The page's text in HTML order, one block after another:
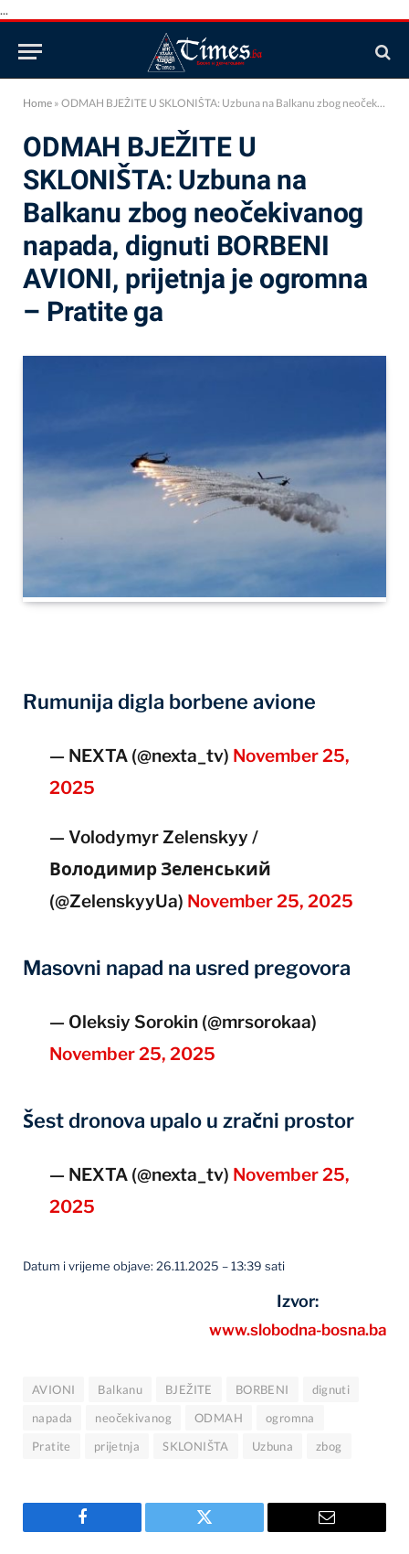
...
Home » ODMAH BJEŽITE U SKLONIŠTA: Uzbuna na Balkanu zbog neočekivanog napada, dignuti BORBENI AVIONI, prijetnja je ogromna – Pratite ga
ODMAH BJEŽITE U
SKLONIŠTA: Uzbuna na
Balkanu zbog neočekivanog
napada, dignuti BORBENI
AVIONI, prijetnja je ogromna
– Pratite ga
Rumunija digla borbene avione
— NEXTA (@nexta_tv) November 25,
2025
— Volodymyr Zelenskyy /
Володимир Зеленський
(@ZelenskyyUa) November 25, 2025
Masovni napad na usred pregovora
— Oleksiy Sorokin (@mrsorokaa)
November 25, 2025
Šest dronova upalo u zračni prostor
— NEXTA (@nexta_tv) November 25,
2025
Datum i vrijeme objave: 26.11.2025 – 13:39 sati
Izvor:
www.slobodna-bosna.ba
AVIONI Balkanu BJEŽITE BORBENI
dignuti
napada
neočekivanog ODMAH
ogromna
Pratite
prijetnja SKLONIŠTA Uzbuna zbog
Facebook Twitter Email